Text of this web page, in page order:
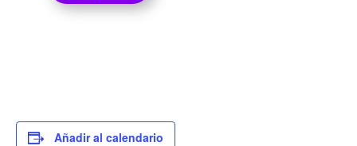
Añadir al calendario